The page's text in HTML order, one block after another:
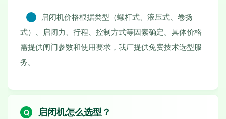
启闭机价格根据类型（螺杆式、液压式、卷扬
式）、启闭力、行程、控制方式等因素确定。具体价格
需提供闸门参数和使用要求，我厂提供免费技术选型服
务。
启闭机怎么选型？